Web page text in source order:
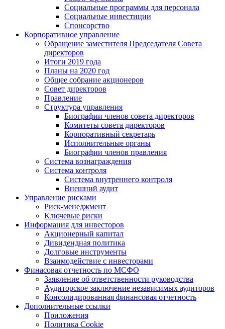
Социальные программы для персонала
Социальные инвестиции
Спонсорство
Корпоративное управление
Обращение заместителя Председателя Совета
директоров
Итоги 2019 года
Планы на 2020 год
Общее собрание акционеров
Совет директоров
Правление
Структура управления
Биографии членов совета директоров
Комитеты совета директоров
Корпоративный секретарь
Исполнительные органы
Биографии членов правления
Система вознаграждения
Система контроля
Система внутреннего контроля
Внешний аудит
Управление рисками
Риск-менеджмент
Ключевые риски
Информация для инвесторов
Акционерный капитал
Дивидендная политика
Долговые инструменты
Взаимодействие с инвеcторами
Финасовая отчетность по МСФО
Заявление об ответственности руководства
Аудиторское заключение независимых аудиторов
Консолидированная финансовая отчетность
Дополнительные ссылки
Приложения
Политика Cookie